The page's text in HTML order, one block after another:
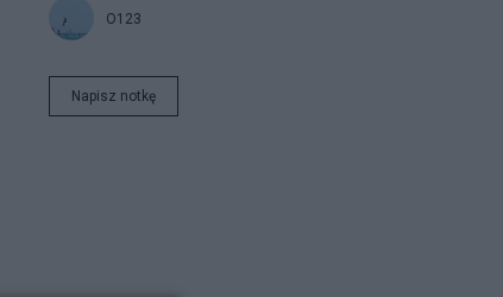
O123
Napisz notkę